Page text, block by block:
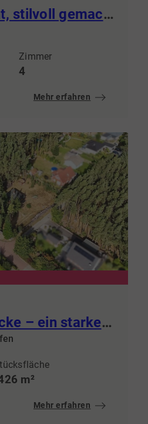
Grün gedacht, stilvoll gemacht: Ökohaus in Hornbostel
Zimmer
4
Mehr erfahren
Zwei Flurstücke – ein starkes Gesamtpaket Gesamtfläche: ca. 2.426 m²
m²
Mehr erfahren